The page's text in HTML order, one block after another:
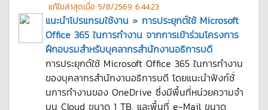
แก้ไขล่าสุดเมื่อ 5/8/2569 6:44:23
แนะนำโปรแกรมใช้งาน » การประยุกต์ใช้ Microsoft
Office 365 ในการทำงาน จากการเข้าร่วมโครงการ
ฝึกอบรมสำหรับบุคลากรสำนักงานอธิการบดี
การประยุกต์ใช้ Microsoft Office 365 ในการทำงาน
ของบุคลากรสำนักงานอธิการบดี โดยแนะนำฟังก์ชั่
นการทำงานของ OneDrive ซึ่งมีพื้นที่หน่วยความจำ
บน Cloud ขนาด 1 TB. และพื้นที่ e-Mail ขนาด